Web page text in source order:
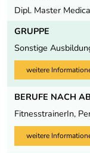
Dipl. Master
GRUPPE
Sonstige
weitere
BERUFE NACH
FitnesstrainerIn,
weitere